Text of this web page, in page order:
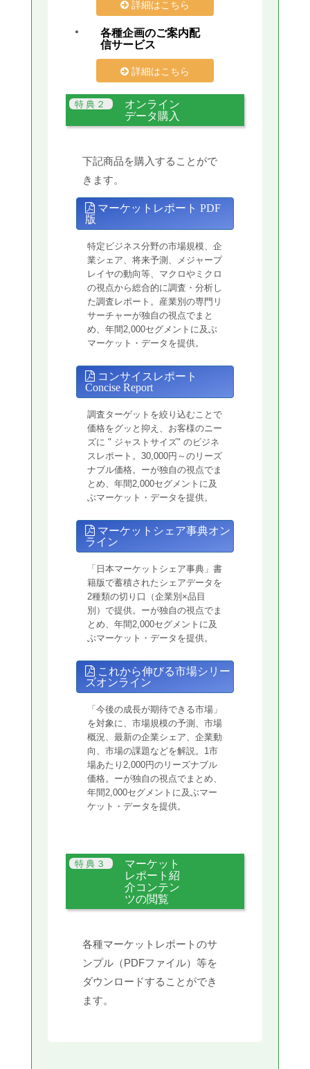
詳細はこちら
各種企画のご案内配
信サービス
詳細はこちら
オンライン
データ購入
下記商品を購入することがで
きます。
マーケットレポート PDF
版
特定ビジネス分野の市場規模、企
業シェア、将来予測、メジャープ
レイヤの動向等、マクロやミクロ
の視点から総合的に調査・分析し
た調査レポート。産業別の専門リ
サーチャーが独自の視点でまと
め、年間2,000セグメントに及ぶ
マーケット・データを提供。
コンサイスレポート
Concise Report
調査ターゲットを絞り込むことで
価格をグッと抑え、お客様のニー
ズに " ジャストサイズ" のビジネ
スレポート。30,000円～のリーズ
ナブル価格。ーが独自の視点でま
とめ、年間2,000セグメントに及
ぶマーケット・データを提供。
マーケットシェア事典オン
ライン
「日本マーケットシェア事典」書
籍版で蓄積されたシェアデータを
2種類の切り口（企業別×品目
別）で提供。ーが独自の視点でま
とめ、年間2,000セグメントに及
ぶマーケット・データを提供。
これから伸びる市場シリー
ズオンライン
「今後の成長が期待できる市場」
を対象に、市場規模の予測、市場
概況、最新の企業シェア、企業動
向、市場の課題などを解説。1市
場あたり2,000円のリーズナブル
価格。ーが独自の視点でまとめ、
年間2,000セグメントに及ぶマー
ケット・データを提供。
マーケット
レポート紹
介コンテン
ツの閲覧
各種マーケットレポートのサ
ンプル（PDFファイル）等を
ダウンロードすることができ
ます。